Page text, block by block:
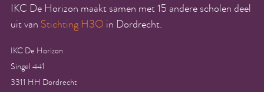
IKC De Horizon maakt samen met 15 andere scholen deel
uit van Stichting H3O in Dordrecht.
IKC De Horizon
Singel 441
3311 HH Dordrecht